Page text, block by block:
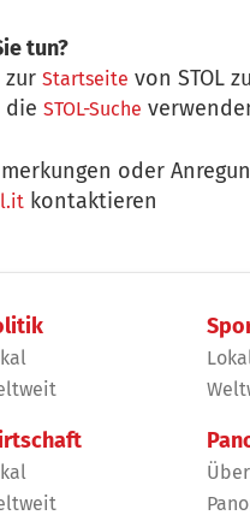
tun?
zurStartseite von STOL
dieSTOL-Suche
oder
kontaktieren